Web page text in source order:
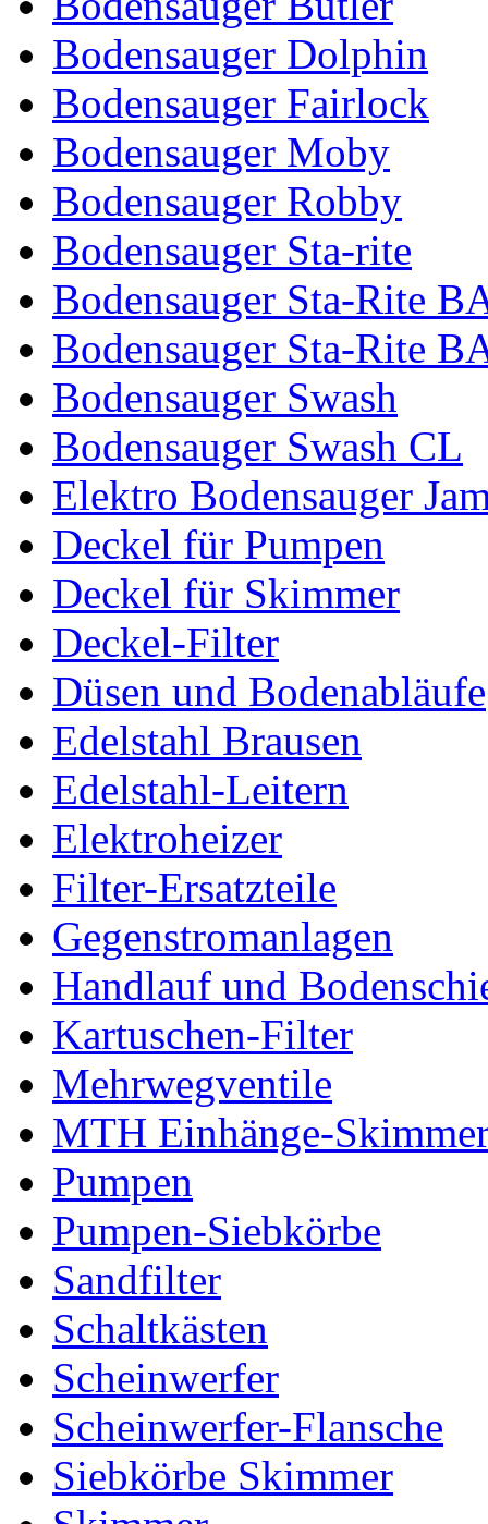
Bodensauger Dolphin
Bodensauger Fairlock
Bodensauger Moby
Bodensauger Robby
Bodensauger Sta-rite
Bodensauger Sta-Rite
Bodensauger Sta-Rite
Bodensauger Swash
Bodensauger Swash CL
Elektro Bodensauger
Deckel für Pumpen
Deckel für Skimmer
Deckel-Filter
Düsen und Bodenabläufe
Edelstahl Brausen
Edelstahl-Leitern
Elektroheizer
Filter-Ersatzteile
Gegenstromanlagen
Handlauf und
Kartuschen-Filter
Mehrwegventile
MTH Einhänge-
Pumpen
Pumpen-Siebkörbe
Sandfilter
Schaltkästen
Scheinwerfer
Scheinwerfer-Flansche
Siebkörbe Skimmer